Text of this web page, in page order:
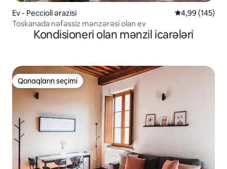
Ev - Peccioli ərazisi Ortalama
4,99 (145)
Toskanada nəfəssiz mənzərəsi olan ev
Kondisioneri olan mənzil icarələri
Qonaqların seçimi
Qonaqların seçimi